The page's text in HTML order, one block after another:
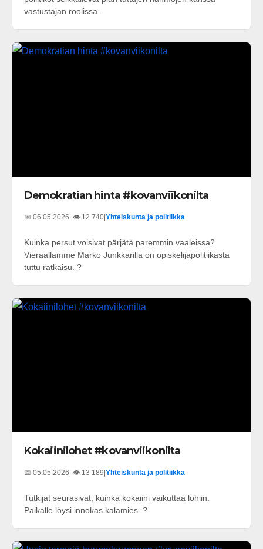
vastustajan roolissa.
Demokratian hinta #kovanviikonilta
📅 06.05.2026| 👁️ 12 740|Yhteiskunta ja politiikka
Kuinka persut voisivat pärjätä paremmin vaaleissa?
Vieraallamme Marko Junkkarilla on opiskelijapolitiikasta
tuttu ratkaisu. ?
Kokaiinilohet #kovanviikonilta
📅 05.05.2026 | 👁️ 13 189 Yhteiskunta ja politiikka
Tutkijat seurasivat, kuinka kokaiini vaikuttaa lohiin.
Paikalle löysi innokas kalamies. ?